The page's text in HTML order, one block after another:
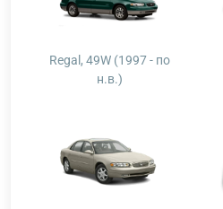
Regal, 49W (1997 - по
н.в.)